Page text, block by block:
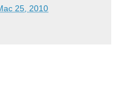
25, 2010